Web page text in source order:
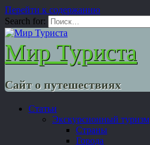
Перейти к содержанию
Search for:
Мир Туриста
Сайт о путешествиях
Статьи
Экскурсионный туризм
Страны
Города